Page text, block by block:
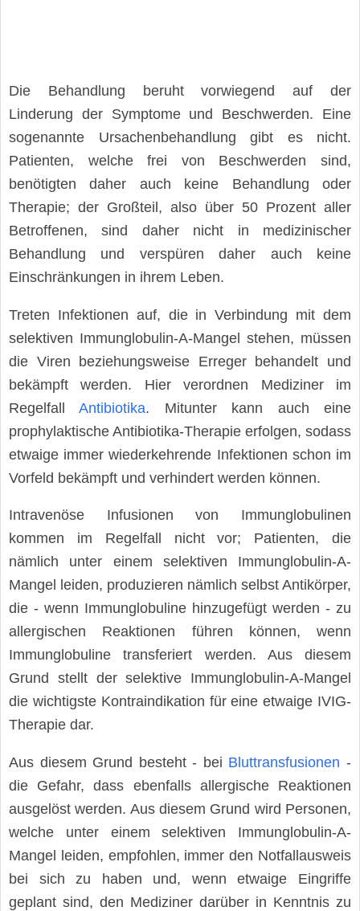
Die Behandlung beruht vorwiegend auf der
Linderung der Symptome und Beschwerden. Eine
sogenannte Ursachenbehandlung gibt es nicht.
Patienten, welche frei von Beschwerden sind,
benötigten daher auch keine Behandlung oder
Therapie; der Großteil, also über 50 Prozent aller
Betroffenen, sind daher nicht in medizinischer
Behandlung und verspüren daher auch keine
Einschränkungen in ihrem Leben.
Treten Infektionen auf, die in Verbindung mit dem
selektiven Immunglobulin-A-Mangel stehen, müssen
die Viren beziehungsweise Erreger behandelt und
bekämpft werden. Hier verordnen Mediziner im
RegelfallAntibiotika. Mitunter kann auch eine
prophylaktische Antibiotika-Therapie erfolgen, sodass
etwaige immer wiederkehrende Infektionen schon im
Vorfeld bekämpft und verhindert werden können.
Intravenöse Infusionen von Immunglobulinen
kommen im Regelfall nicht vor; Patienten, die
nämlich unter einem selektiven Immunglobulin-A-
Mangel leiden, produzieren nämlich selbst Antikörper,
die - wenn Immunglobuline hinzugefügt werden - zu
allergischen Reaktionen führen können, wenn
Immunglobuline transferiert werden. Aus diesem
Grund stellt der selektive Immunglobulin-A-Mangel
die wichtigste Kontraindikation für eine etwaige IVIG-
Therapie dar.
Aus diesem Grund besteht - bei Bluttransfusionen -
die Gefahr, dass ebenfalls allergische Reaktionen
ausgelöst werden. Aus diesem Grund wird Personen,
welche unter einem selektiven Immunglobulin-A-
Mangel leiden, empfohlen, immer den Notfallausweis
bei sich zu haben und, wenn etwaige Eingriffe
geplant sind, den Mediziner darüber in Kenntnis zu